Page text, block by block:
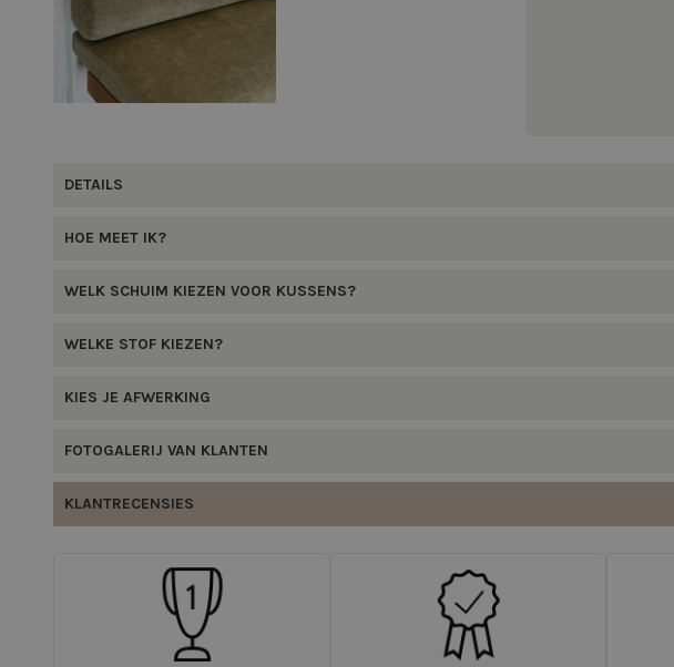
DETAILS
HOE MEET IK?
WELK SCHUIM KIEZEN VOOR KUSSENS?
WELKE STOF KIEZEN?
KIES JE AFWERKING
FOTOGALERIJ VAN KLANTEN
KLANTRECENSIES